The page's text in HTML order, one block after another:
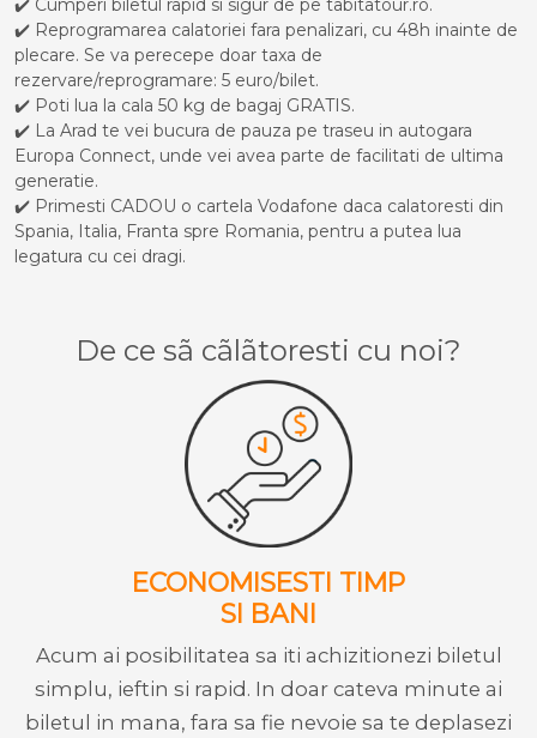
✔️ Cumperi biletul rapid si sigur de pe tabitatour.ro.
✔️ Reprogramarea calatoriei fara penalizari, cu 48h inainte de
plecare. Se va perecepe doar taxa de
rezervare/reprogramare: 5 euro/bilet.
✔️ Poti lua la cala 50 kg de bagaj GRATIS.
✔️ La Arad te vei bucura de pauza pe traseu in autogara
Europa Connect, unde vei avea parte de facilitati de ultima
generatie.
✔️ Primesti CADOU o cartela Vodafone daca calatoresti din
Spania, Italia, Franta spre Romania, pentru a putea lua
legatura cu cei dragi.
De ce sã cãlãtoresti cu noi?
ECONOMISESTI TIMP
SI BANI
Acum ai posibilitatea sa iti achizitionezi biletul
simplu, ieftin si rapid. In doar cateva minute ai
biletul in mana, fara sa fie nevoie sa te deplasezi